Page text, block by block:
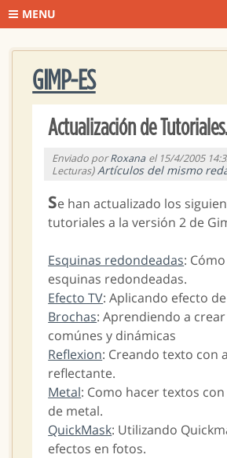
MENU
GIMP-ES
Actualización de
Enviado porRoxana el 15/4/2005
Lecturas)Artículos del mismo
Se han actualizado los
tutoriales a la versión 2 de
Esquinas redondeadas:
esquinas redondeadas.
Efecto TV: Aplicando efecto
Brochas: Aprendiendo a
comúnes y dinámicas
Reflexion: Creando texto con
reflectante.
Metal: Como hacer textos
de metal.
QuickMask: Utilizando
efectos en fotos.